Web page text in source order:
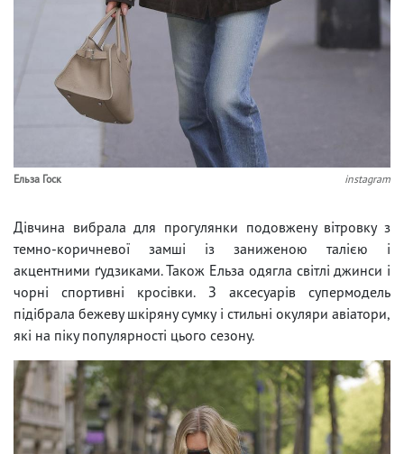
Ельза Госк instagram
Дівчина вибрала для прогулянки подовжену вітровку з
темно-коричневої замші із заниженою талією і
акцентними ґудзиками. Також Ельза одягла світлі джинси і
чорні спортивні кросівки. З аксесуарів супермодель
підібрала бежеву шкіряну сумку і стильні окуляри авіатори,
які на піку популярності цього сезону.